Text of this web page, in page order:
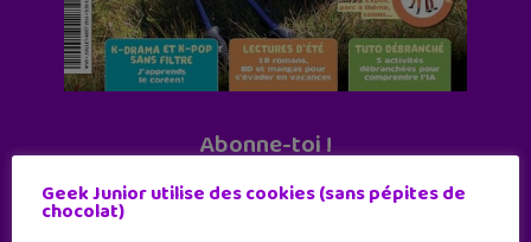
Abonne-toi !
11 numéros par an
Geek Junior utilise des cookies (sans pépites de
chocolat)